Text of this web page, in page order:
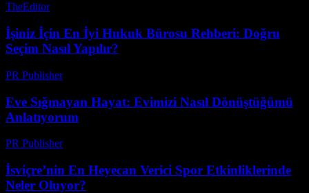
TheEditor-
İşiniz İçin En İyi Hukuk Bürosu Rehberi: Doğru
Seçim Nasıl Yapılır?
PR Publisher-
Eve Sığmayan Hayat: Evimizi Nasıl Dönüştüğümü
Anlatıyorum
PR Publisher-
İsviçre’nin En Heyecan Verici Spor Etkinliklerinde
Neler Oluyor?